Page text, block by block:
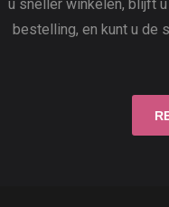
u sneller winkelen, blijft
bestelling, en kunt u de